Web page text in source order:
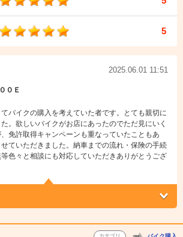
5
2025.06.01 11:51
０Ｅ
バイクの購入を考えていた者です。とても親切に
。欲しいバイクがお店にあったのでただ見にいく
免許取得キャンペーンも重なっていたこともあ
ていただきました。納車までの流れ・保険の手続
色々と相談にも対応していただきありがとうござ